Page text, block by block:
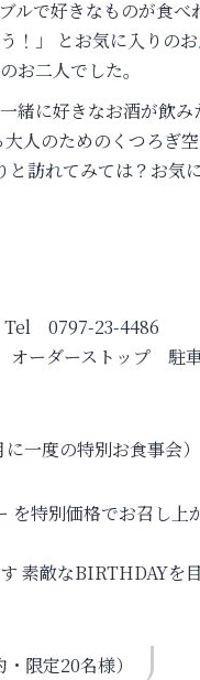
ルで好きなものが食べ
！」 とお気に入りの
お二人でした。
緒に好きなお酒が飲み
人のためのくつろぎ空
訪れてみては？お気
0797-23-4486
ーダーストップ 駐
一度の特別お食事会）
を特別価格でお召し上
素敵なBIRTHDAYを
限定20名様）